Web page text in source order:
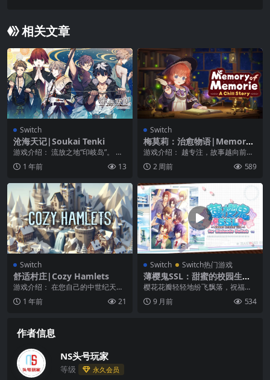
相关文章
Switch
沧海天记|Soukai Tenki
游戏介绍： 流放之地“印岐岛”。 这
里仍是阳光能够照耀到的地方。 载
着最后一批流...
1 年前 13
Switch
梅莫莉：治愈物语|Memory
of Memorie: A Chill Story中
游戏介绍： 越专注，故事越向前推
进。 与异世界少女共度的 Chill 作
业冒险。...
2 周前 589
Switch
舒适村庄|Cozy Hamlets
游戏介绍： 在您自己的中世纪天堂
中建造、设计和放松。
1 年前 21
Switch Switch热门游戏
薄樱鬼SSL：甜蜜的校园生活|
Hakuoki SSL: Sweet School
樱花花瓣轻轻地纷飞飘落，祝福着
全新邂逅的季节──春天。“正因身
处现在这样的时代，...
9 月前 534
作者信息
NS头号玩家
等级 永久会员